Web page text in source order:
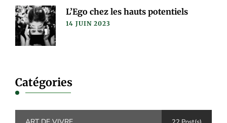
L’Ego chez les hauts potentiels
14 JUIN 2023
Catégories